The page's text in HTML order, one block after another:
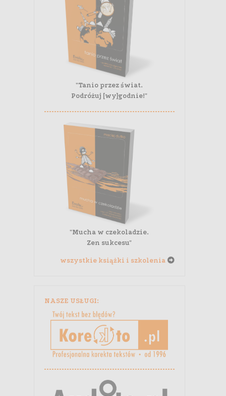
"Tanio przez świat.
Podróżuj [wy]godnie!"
"Mucha w czekoladzie.
Zen sukcesu"
wszystkie książki i szkolenia
NASZE USŁUGI: